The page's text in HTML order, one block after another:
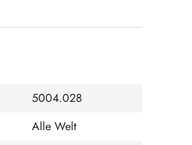
5004.028
Alle Welt